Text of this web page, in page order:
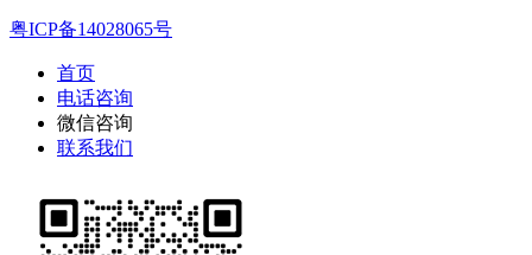
粤ICP备14028065号
首页
电话咨询
微信咨询
联系我们